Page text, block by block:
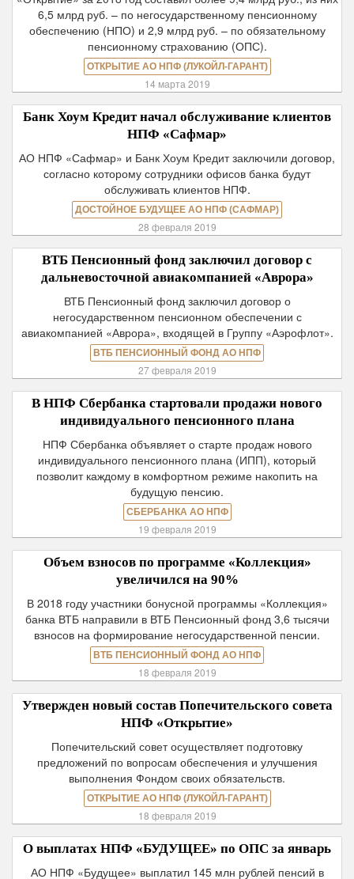
6,5 млрд руб. – по негосударственному пенсионному
обеспечению (НПО) и 2,9 млрд руб. – по обязательному
пенсионному страхованию (ОПС).
ОТКРЫТИЕ АО НПФ (ЛУКОЙЛ-ГАРАНТ)
14 марта 2019
Банк Хоум Кредит начал обслуживание клиентов
НПФ «Сафмар»
АО НПФ «Сафмар» и Банк Хоум Кредит заключили договор,
согласно которому сотрудники офисов банка будут
обслуживать клиентов НПФ.
ДОСТОЙНОЕ БУДУЩЕЕ АО НПФ (САФМАР)
28 февраля 2019
ВТБ Пенсионный фонд заключил договор с
дальневосточной авиакомпанией «Аврора»
ВТБ Пенсионный фонд заключил договор о
негосударственном пенсионном обеспечении с
авиакомпанией «Аврора», входящей в Группу «Аэрофлот».
ВТБ ПЕНСИОННЫЙ ФОНД АО НПФ
27 февраля 2019
В НПФ Сбербанка стартовали продажи нового
индивидуального пенсионного плана
НПФ Сбербанка объявляет о старте продаж нового
индивидуального пенсионного плана (ИПП), который
позволит каждому в комфортном режиме накопить на
будущую пенсию.
СБЕРБАНКА АО НПФ
19 февраля 2019
Объем взносов по программе «Коллекция»
увеличился на 90%
В 2018 году участники бонусной программы «Коллекция»
банка ВТБ направили в ВТБ Пенсионный фонд 3,6 тысячи
взносов на формирование негосударственной пенсии.
ВТБ ПЕНСИОННЫЙ ФОНД АО НПФ
18 февраля 2019
Утвержден новый состав Попечительского совета
НПФ «Открытие»
Попечительский совет осуществляет подготовку
предложений по вопросам обеспечения и улучшения
выполнения Фондом своих обязательств.
ОТКРЫТИЕ АО НПФ (ЛУКОЙЛ-ГАРАНТ)
18 февраля 2019
О выплатах НПФ «БУДУЩЕЕ» по ОПС за январь
АО НПФ «Будущее» выплатил 145 млн рублей пенсий в